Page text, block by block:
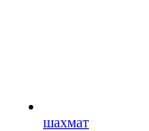
шахмат